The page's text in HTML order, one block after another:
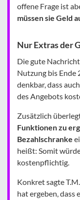
offene Frage ist
müssen sie Geld
Nur Extras der
Die gute
Nutzung bis Ende
denkbar, dass
des Angebots
Zusätzlich
Funktionen zu
Bezahlschranke
heißt: Somit
kostenpflichtig.
Konkret sagte
hat ergeben, dass